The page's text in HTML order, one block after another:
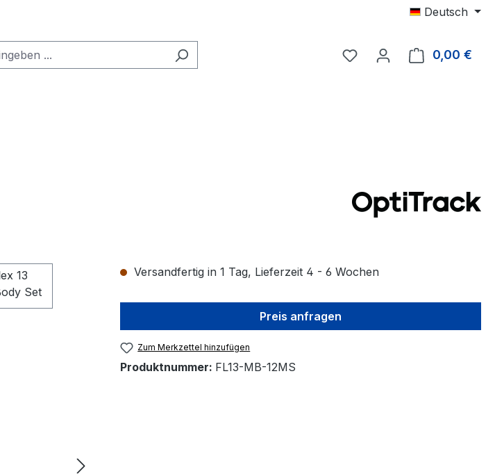
Deutsch
Du hast 0 Produkte auf
0,00 €
Versandfertig in 1 Tag, Lieferzeit 4 - 6 Wochen
Preis anfragen
Zum Merkzettel hinzufügen
Produktnummer: FL13-MB-12MS